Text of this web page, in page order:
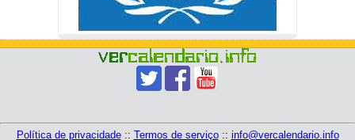
Política de privacidade:: Termos de serviço:: info@vercalendario.info